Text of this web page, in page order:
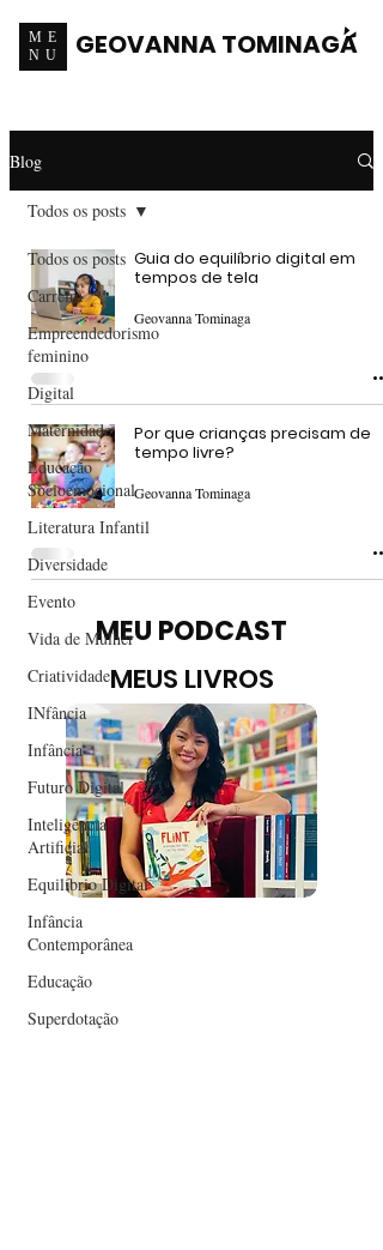
ME
NU
GEOVANNA TOMINAGA
Blog
Todos os posts
Carreira
Empreendedorismo
feminino
Digital
Maternidade
Educação
Socioemocional
Literatura Infantil
Diversidade
Evento
Vida de Mulher
Criatividade
INfância
Infância
Futuro Digital
Inteligência
Artificial
Equilíbrio Digital
Infância
Contemporânea
Educação
Superdotação
Todos os posts
Guia do equilíbrio digital em
tempos de tela
Geovanna Tominaga
Por que crianças precisam de
tempo livre?
Geovanna Tominaga
MEU PODCAST
MEUS LIVROS